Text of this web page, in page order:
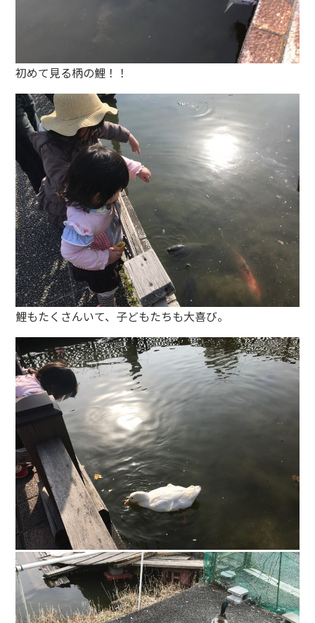
初めて見る柄の鯉！！
鯉もたくさんいて、子どもたちも大喜び。